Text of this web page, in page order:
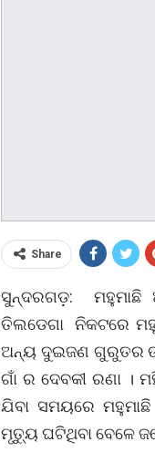
Share
ସୁନ୍ଦରଗଡ଼: ମହୁମାଛି
ତିଲଡେଗା ନିକଟରେ
ଅନ୍ୟ ଦୁଇଜଣ ଗୁରୁତର ଙ୍କୁ
ଗାଁ ର ଦେବକୀ ରଣା ।
ଯିବା ସମୟରେ
ମୃତ୍ୟୁ ଘଟିଥିବା ବେଳେ